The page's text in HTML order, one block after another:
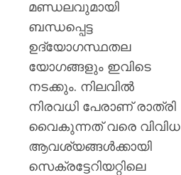
മണ്ഡലവുമായി
ബന്ധപ്പെട്ട
ഉദ്യോഗസ്ഥതല
യോഗങ്ങളും ഇവിടെ
നടക്കും. നിലവിൽ
നിരവധി പേരാണ് രാത്രി
വൈകുന്നത് വരെ വിവിധ
ആവശ്യങ്ങൾക്കായി
സെക്രട്ടേറിയറ്റിലെ